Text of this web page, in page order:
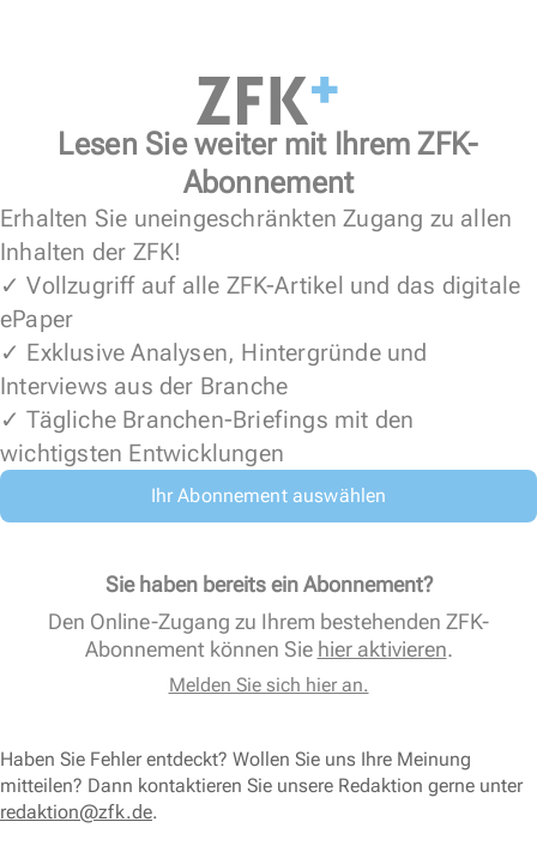
Lesen Sie weiter mit Ihrem ZFK-
Abonnement
Erhalten Sie uneingeschränkten Zugang zu allen
Inhalten der ZFK!
✓ Vollzugriff auf alle ZFK-Artikel und das digitale
ePaper
✓ Exklusive Analysen, Hintergründe und
Interviews aus der Branche
✓ Tägliche Branchen-Briefings mit den
wichtigsten Entwicklungen
Ihr Abonnement auswählen
Sie haben bereits ein Abonnement?
Den Online-Zugang zu Ihrem bestehenden ZFK-
Abonnement können Sie hier aktivieren.
Melden Sie sich hier an.
Haben Sie Fehler entdeckt? Wollen Sie uns Ihre Meinung
mitteilen? Dann kontaktieren Sie unsere Redaktion gerne unter
redaktion@zfk.de.